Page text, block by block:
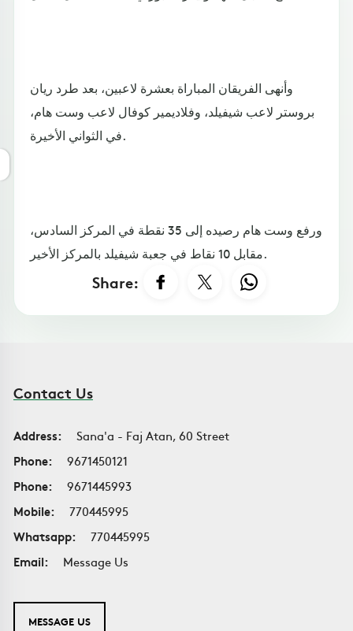
وأنهى الفريقان المباراة بعشرة لاعبين، بعد طرد ريان
بروستر لاعب شيفيلد، وفلاديمير كوفال لاعب وست هام،
في الثواني الأخيرة.
ورفع وست هام رصيده إلى 35 نقطة في المركز السادس،
مقابل 10 نقاط في جعبة شيفيلد بالمركز الأخير.
Share:
Contact Us
Address:
Sana'a - Faj Atan, 60 Street
Phone:
9671450121
Phone:
9671445993
Mobile:
770445995
Whatsapp:
770445995
Email:
Message Us
MESSAGE US